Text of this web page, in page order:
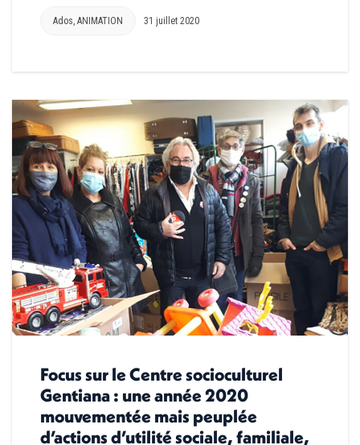
Ados, ANIMATION 31 juillet 2020
Focus sur le Centre socioculturel
Gentiana : une année 2020
mouvementée mais peuplée
d’actions d’utilité sociale, familiale,